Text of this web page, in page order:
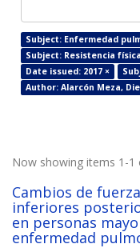
Subject: Enfermedad
Subject: Resistencia
Date issued: 2017 ×
Author: Alarcón Meza,
Now showing items 1-1
Cambios de
inferiores
en personas
enfermedad